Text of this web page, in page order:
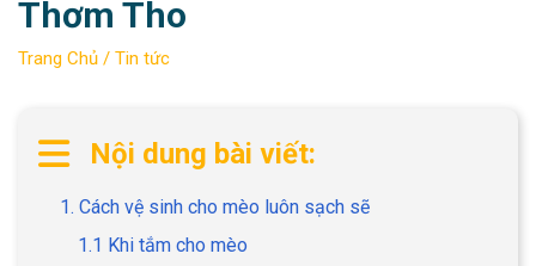
Thơm Tho
Trang Chủ / Tin tức
Nội dung bài viết:
1. Cách vệ sinh cho mèo luôn sạch sẽ
1.1 Khi tắm cho mèo